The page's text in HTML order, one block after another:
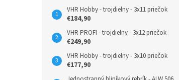
VHR Hobby - trojdielny - 3x11 priečok
€184,90
VHR PROFI - trojdielny - 3x12 priečok
€249,90
VHR Hobby - trojdielny - 3x10 priečok
€177,90